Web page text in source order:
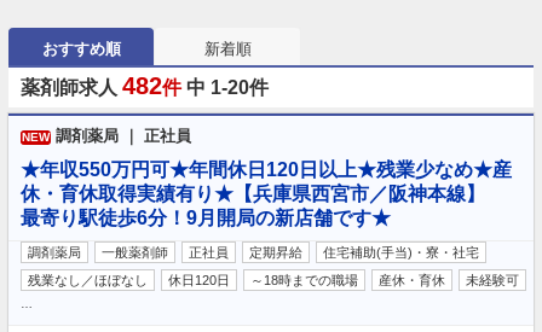
おすすめ順 新着順
薬剤師求人 482件 中 1-20件
NEW 調剤薬局 ｜ 正社員
★年収550万円可★年間休日120日以上★残業少なめ★産
休・育休取得実績有り★【兵庫県西宮市／阪神本線】
最寄り駅徒歩6分！9月開局の新店舗です★
調剤薬局 一般薬剤師 正社員 定期昇給
住宅補助(手当)・寮・社宅
残業なし／ほぼなし
休日120日 ～18時までの職場 産休・育休 未経験可